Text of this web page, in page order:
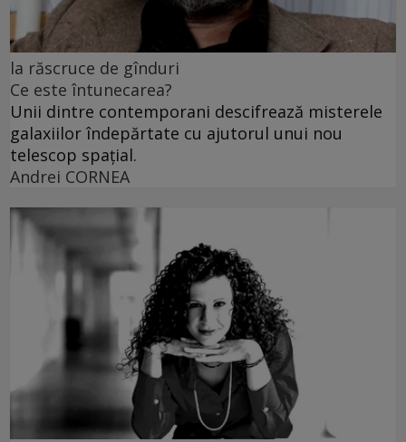
la răscruce de gînduri
Ce este întunecarea?
Unii dintre contemporani descifrează misterele
galaxiilor îndepărtate cu ajutorul unui nou
telescop spațial.
Andrei CORNEA